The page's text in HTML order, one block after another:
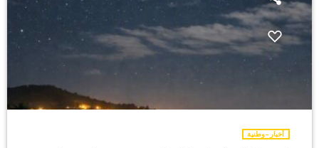
أخبار-وطنية